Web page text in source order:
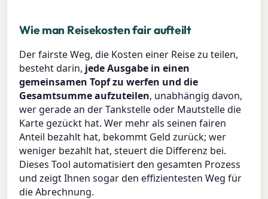
Wie man Reisekosten fair aufteilt
Der fairste Weg, die Kosten einer Reise zu teilen,
besteht darin, jede Ausgabe in einen
gemeinsamen Topf zu werfen und die
Gesamtsumme aufzuteilen, unabhängig davon,
wer gerade an der Tankstelle oder Mautstelle die
Karte gezückt hat. Wer mehr als seinen fairen
Anteil bezahlt hat, bekommt Geld zurück; wer
weniger bezahlt hat, steuert die Differenz bei.
Dieses Tool automatisiert den gesamten Prozess
und zeigt Ihnen sogar den effizientesten Weg für
die Abrechnung.